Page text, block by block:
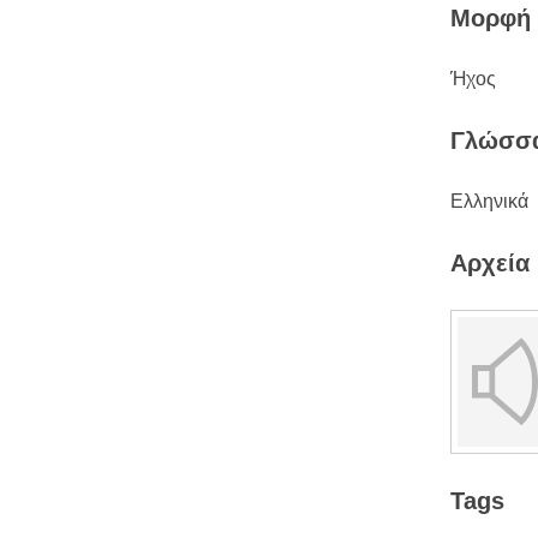
Μορφή
Ήχος
Ελληνικά
Αρχεία
Tags